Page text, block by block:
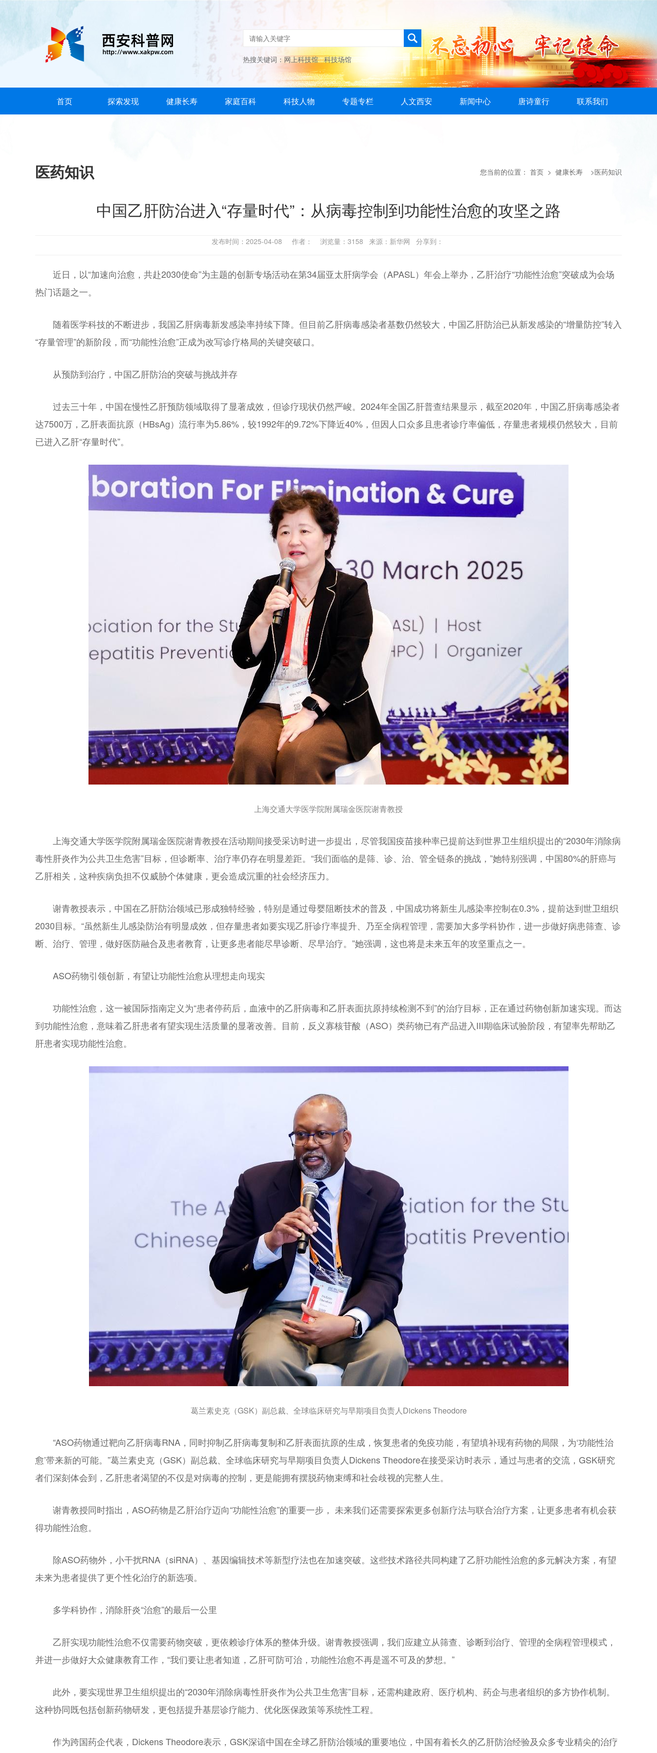
热搜关键词： 网上科技馆 科技场馆
首页 探索发现 健康长寿 家庭百科 科技人物 专题专栏 人文西安 新闻中心 唐诗童行 联系我们
医药知识 您当前的位置： 首页 > 健康长寿 >医药知识
中国乙肝防治进入“存量时代”：从病毒控制到功能性治愈的攻坚之路
发布时间：2025-04-08 作者： 浏览量：3158 来源：新华网 分享到：
近日，以“加速向治愈，共赴2030使命”为主题的创新专场活动在第34届亚太肝病学会（APASL）年会上举办，乙肝治疗“功能性治愈”突破成为会场
热门话题之一。
随着医学科技的不断进步，我国乙肝病毒新发感染率持续下降。但目前乙肝病毒感染者基数仍然较大，中国乙肝防治已从新发感染的“增量防控”转入
“存量管理”的新阶段，而“功能性治愈”正成为改写诊疗格局的关键突破口。
从预防到治疗，中国乙肝防治的突破与挑战并存
过去三十年，中国在慢性乙肝预防领域取得了显著成效，但诊疗现状仍然严峻。2024年全国乙肝普查结果显示，截至2020年，中国乙肝病毒感染者
达7500万，乙肝表面抗原（HBsAg）流行率为5.86%，较1992年的9.72%下降近40%，但因人口众多且患者诊疗率偏低，存量患者规模仍然较大，目前
已进入乙肝“存量时代”。
上海交通大学医学院附属瑞金医院谢青教授
上海交通大学医学院附属瑞金医院谢青教授在活动期间接受采访时进一步提出，尽管我国疫苗接种率已提前达到世界卫生组织提出的“2030年消除病
毒性肝炎作为公共卫生危害”目标，但诊断率、治疗率仍存在明显差距。“我们面临的是筛、诊、治、管全链条的挑战，”她特别强调，中国80%的肝癌与
乙肝相关，这种疾病负担不仅威胁个体健康，更会造成沉重的社会经济压力。
谢青教授表示，中国在乙肝防治领域已形成独特经验，特别是通过母婴阻断技术的普及，中国成功将新生儿感染率控制在0.3%，提前达到世卫组织
2030目标。“虽然新生儿感染防治有明显成效，但存量患者如要实现乙肝诊疗率提升、乃至全病程管理，需要加大多学科协作，进一步做好病患筛查、诊
断、治疗、管理，做好医防融合及患者教育，让更多患者能尽早诊断、尽早治疗。”她强调，这也将是未来五年的攻坚重点之一。
ASO药物引领创新，有望让功能性治愈从理想走向现实
功能性治愈，这一被国际指南定义为“患者停药后，血液中的乙肝病毒和乙肝表面抗原持续检测不到”的治疗目标，正在通过药物创新加速实现。而达
到功能性治愈，意味着乙肝患者有望实现生活质量的显著改善。目前，反义寡核苷酸（ASO）类药物已有产品进入III期临床试验阶段，有望率先帮助乙
肝患者实现功能性治愈。
葛兰素史克（GSK）副总裁、全球临床研究与早期项目负责人Dickens Theodore
“ASO药物通过靶向乙肝病毒RNA，同时抑制乙肝病毒复制和乙肝表面抗原的生成，恢复患者的免疫功能，有望填补现有药物的局限，为‘功能性治
愈’带来新的可能。”葛兰素史克（GSK）副总裁、全球临床研究与早期项目负责人Dickens Theodore在接受采访时表示，通过与患者的交流，GSK研究
者们深刻体会到，乙肝患者渴望的不仅是对病毒的控制，更是能拥有摆脱药物束缚和社会歧视的完整人生。
谢青教授同时指出，ASO药物是乙肝治疗迈向“功能性治愈”的重要一步， 未来我们还需要探索更多创新疗法与联合治疗方案，让更多患者有机会获
得功能性治愈。
除ASO药物外，小干扰RNA（siRNA）、基因编辑技术等新型疗法也在加速突破。这些技术路径共同构建了乙肝功能性治愈的多元解决方案，有望
未来为患者提供了更个性化治疗的新选项。
多学科协作，消除肝炎“治愈”的最后一公里
乙肝实现功能性治愈不仅需要药物突破，更依赖诊疗体系的整体升级。谢青教授强调，我们应建立从筛查、诊断到治疗、管理的全病程管理模式，
并进一步做好大众健康教育工作，“我们要让患者知道，乙肝可防可治，功能性治愈不再是遥不可及的梦想。”
此外，要实现世界卫生组织提出的“2030年消除病毒性肝炎作为公共卫生危害”目标，还需构建政府、医疗机构、药企与患者组织的多方协作机制。
这种协同既包括创新药物研发，更包括提升基层诊疗能力、优化医保政策等系统性工程。
作为跨国药企代表，Dickens Theodore表示，GSK深谙中国在全球乙肝防治领域的重要地位，中国有着长久的乙肝防治经验及众多专业精尖的治疗